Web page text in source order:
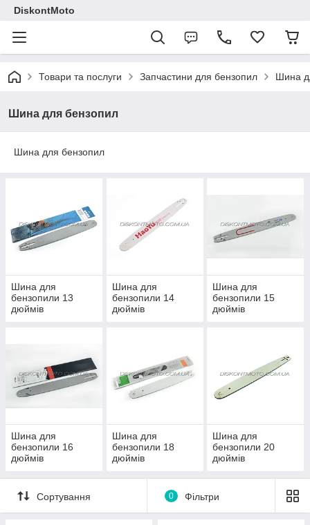
DiskontMoto
Товари та послуги Запчастини для бензопил Шина
Шина для бензопил
Шина для бензопил
Шина для
бензопили 13
дюймів
Шина для
бензопили 14
дюймів
Шина для
бензопили 15
дюймів
Шина для
бензопили 16
дюймів
Шина для
бензопили 18
дюймів
Шина для
бензопили 20
дюймів
Сортування 0 Фільтри